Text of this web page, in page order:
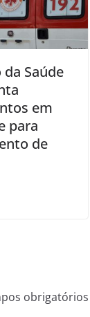
Saúde
em
para
de